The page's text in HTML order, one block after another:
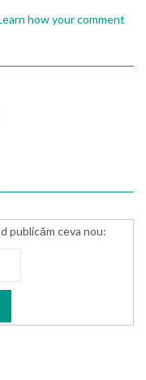
how your comment
publicăm ceva nou: